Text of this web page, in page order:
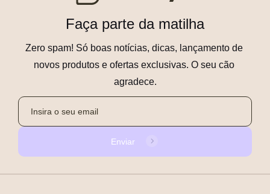
Faça parte da matilha
Zero spam! Só boas notícias, dicas, lançamento de
novos produtos e ofertas exclusivas. O seu cão
agradece.
Enviar